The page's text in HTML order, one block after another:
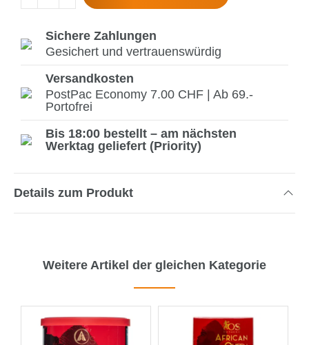
Sichere Zahlungen
Gesichert und vertrauenswürdig
Versandkosten
PostPac Economy 7.00 CHF | Ab 69.-
Portofrei
Bis 18:00 bestellt – am nächsten
Werktag geliefert (Priority)
Details zum Produkt
Weitere Artikel der gleichen Kategorie